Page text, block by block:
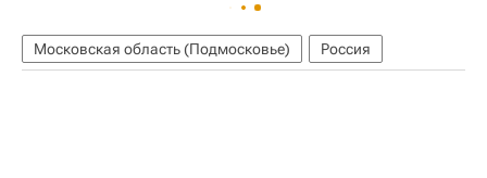
Московская область (Подмосковье) Россия